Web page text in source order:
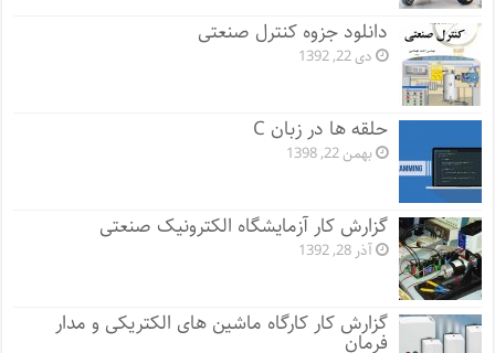
دانلود جزوه کنترل صنعتی
دی 22, 1392
حلقه ها در زبان C
بهمن 22, 1398
گزارش کار آزمایشگاه الکترونیک صنعتی
آذر 28, 1392
گزارش کار کارگاه ماشین های الکتریکی و مدار
فرمان